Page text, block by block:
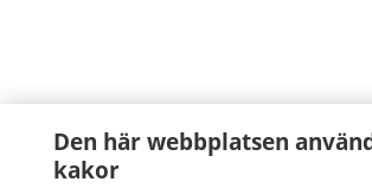
Den här webbplatsen
kakor